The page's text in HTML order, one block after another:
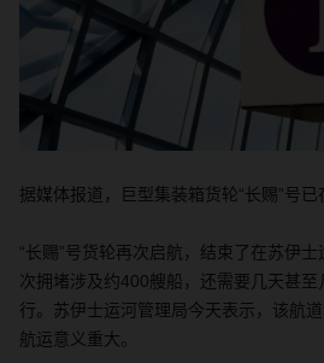
据媒体报道，巨型集装箱货轮“长赐”号已
“长赐”号货轮再次启航，结束了在苏伊士
次拥堵涉及约400艘船，还需要几天甚
行。苏伊士运河管理局今天表示，该航
航运意义重大。